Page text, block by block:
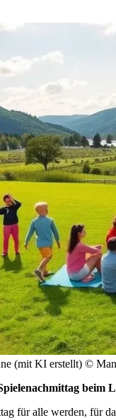
(mit KI erstellt) ©
beim
für alle werden, für